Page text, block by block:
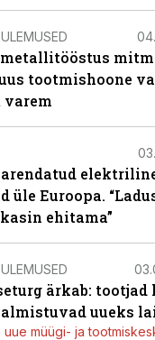
tootmishoone
üle Euroopa.
ehitama”
ärkab:
uueks
müügi- ja